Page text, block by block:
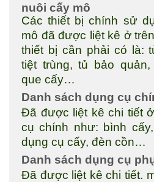
nuôi cấy mô
Các thiết bị chính sử
mô đã được liệt kê ở
thiết bị cần phải có là:
tiệt trùng, tủ bảo
que cấy…
Danh sách dụng cụ
Đã được liệt kê chi tiết
cụ chính như: bình
dụng cụ cấy, đèn cồn…
Danh sách dụng cụ
Đã được liệt kê chi tiết.